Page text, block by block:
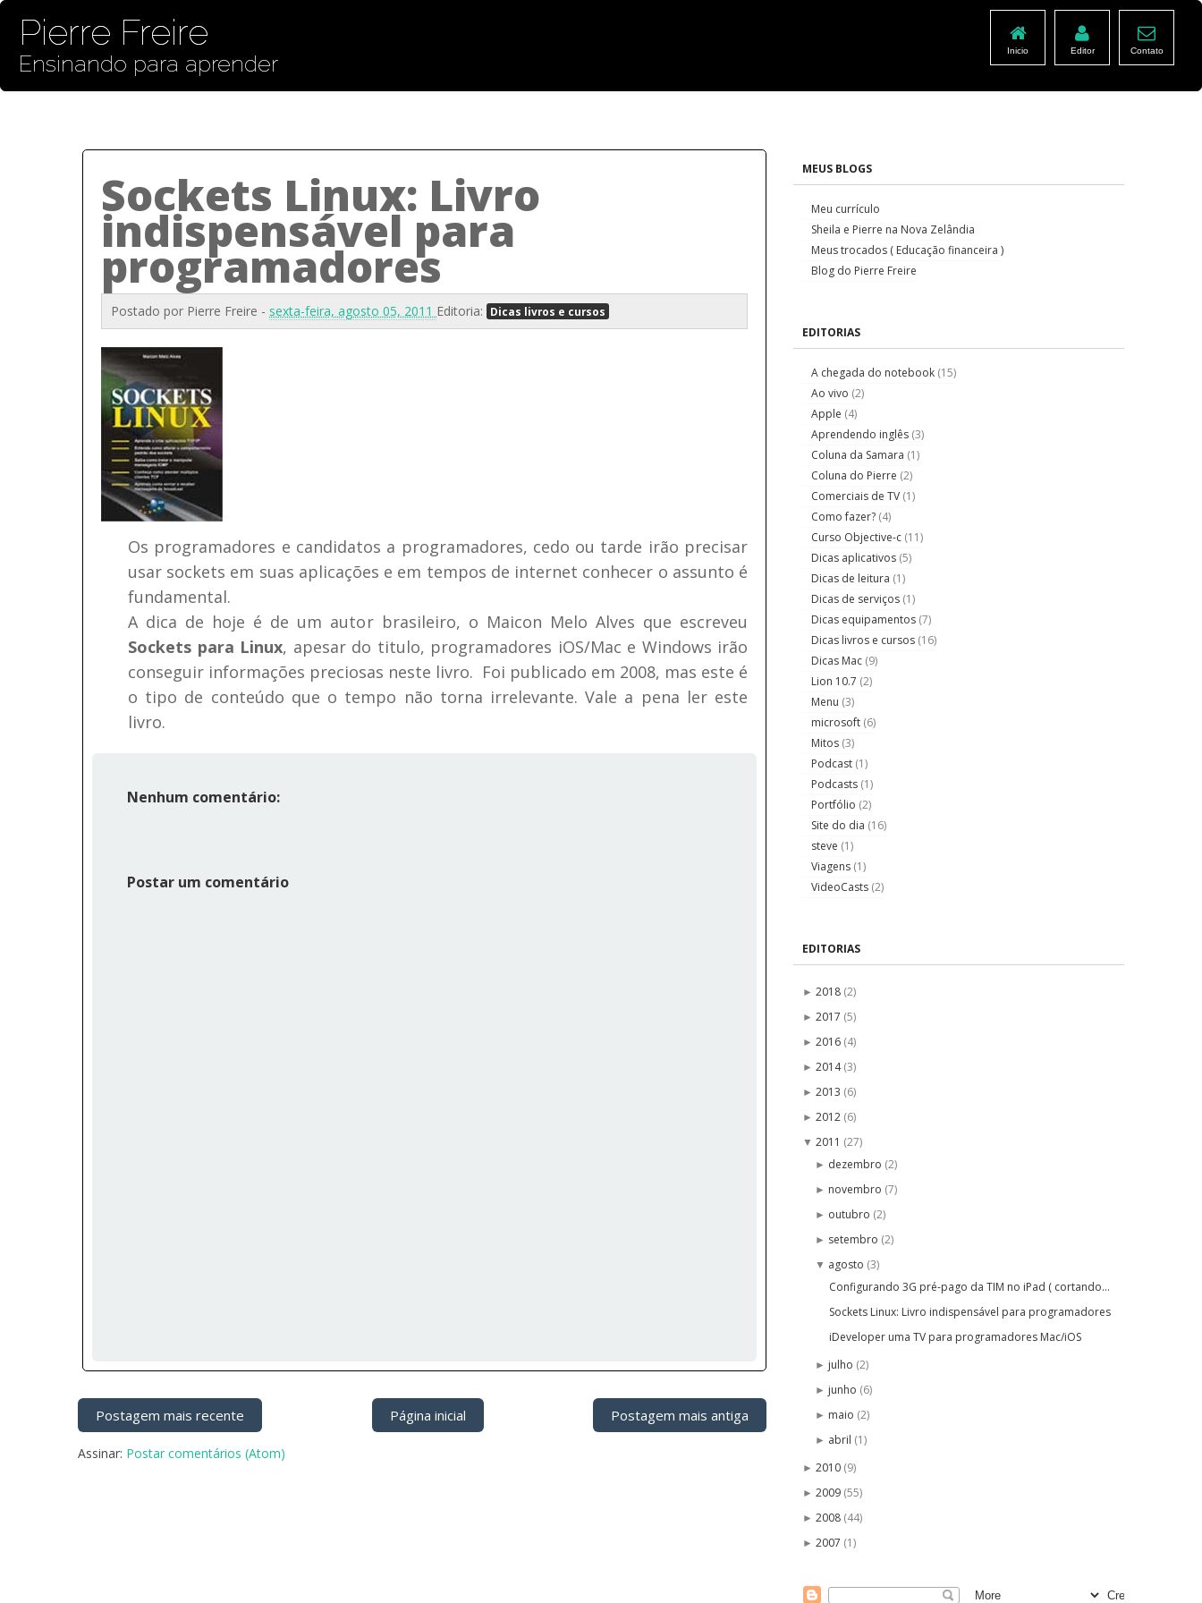
Pierre Freire
Ensinando para aprender Inicio Editor Contato
Sockets Linux: Livro
indispensável para
programadores
Postado por Pierre Freire - sexta-feira, agosto 05, 2011 Editoria: Dicas livros e cursos
Os programadores e candidatos a programadores, cedo ou tarde irão precisar
usar sockets em suas aplicações e em tempos de internet conhecer o assunto é
fundamental.
A dica de hoje é de um autor brasileiro, o Maicon Melo Alves que escreveu
Sockets para Linux, apesar do titulo, programadores iOS/Mac e Windows irão
conseguir informações preciosas neste livro. Foi publicado em 2008, mas este é
o tipo de conteúdo que o tempo não torna irrelevante. Vale a pena ler este
livro.
Nenhum comentário:
Postar um comentário
Postagem mais recente Postagem mais antiga
Página inicial
Assinar: Postar comentários (Atom)
MEUS BLOGS
Meu currículo
Sheila e Pierre na Nova Zelândia
Meus trocados ( Educação financeira )
Blog do Pierre Freire
EDITORIAS
A chegada do notebook (15)
Ao vivo (2)
Apple (4)
Aprendendo inglês (3)
Coluna da Samara (1)
Coluna do Pierre (2)
Comerciais de TV (1)
Como fazer? (4)
Curso Objective-c (11)
Dicas aplicativos (5)
Dicas de leitura (1)
Dicas de serviços (1)
Dicas equipamentos (7)
Dicas livros e cursos (16)
Dicas Mac (9)
Lion 10.7 (2)
Menu (3)
microsoft (6)
Mitos (3)
Podcast (1)
Podcasts (1)
Portfólio (2)
Site do dia (16)
steve (1)
Viagens (1)
VideoCasts (2)
EDITORIAS
► 2018 (2)
► 2017 (5)
► 2016 (4)
► 2014(3)
► 2013 (6)
► 2012 (6)
▼ 2011 (27)
► dezembro (2)
► novembro (7)
► outubro (2)
► setembro (2)
▼ agosto (3)
Configurando 3G pré-pago da TIM no iPad ( cortando...
Sockets Linux: Livro indispensável para programadores
iDeveloper uma TV para programadores Mac/iOS
► julho (2)
► junho (6)
► maio (2)
► abril (1)
► 2010 (9)
► 2009 (55)
► 2008 (44)
► 2007 (1)